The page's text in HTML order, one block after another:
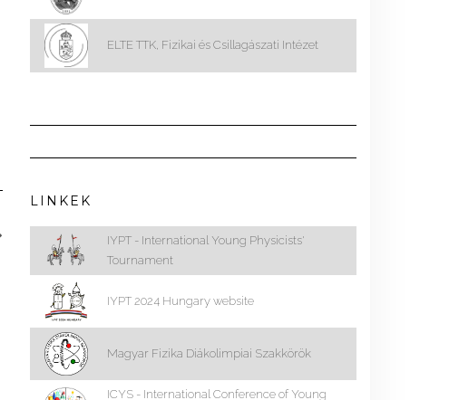
ELTE TTK, Fizikai és Csillagászati Intézet
LINKEK
IYPT - International Young Physicists'
Tournament
IYPT 2024 Hungary website
Magyar Fizika Diákolimpiai Szakkörök
ICYS - International Conference of Young